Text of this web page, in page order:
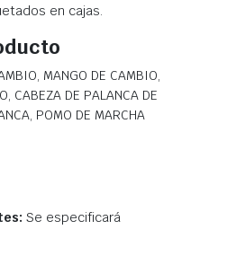
en cajas.
MANGO DE CAMBIO,
CABEZA DE PALANCA DE
POMO DE MARCHA
Se especificará